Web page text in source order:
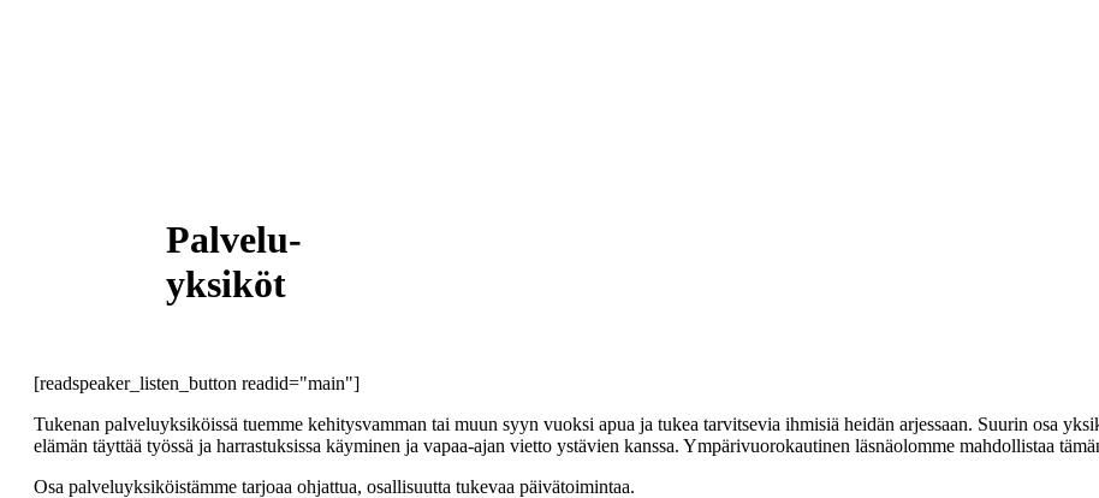
Palvelu­
yksiköt
[readspeaker_listen_button readid="main"]
Tukenan palveluyksiköissä tuemme kehitysvamman tai muun syyn vuoksi apua ja tukea tarvitsevia ihmisiä heidän arjessaan. Suurin osa
elämän täyttää työssä ja harrastuksissa käyminen ja vapaa-ajan vietto ystävien kanssa. Ympärivuorokautinen läsnäolomme mahdollistaa
Osa palveluyksiköistämme tarjoaa ohjattua, osallisuutta tukevaa päivätoimintaa.